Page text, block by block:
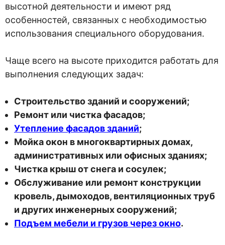
высотной деятельности и имеют ряд
особенностей, связанных с необходимостью
использования специального оборудования.
Чаще всего на высоте приходится работать для
выполнения следующих задач:
Строительство зданий и сооружений;
Ремонт или чистка фасадов;
Утепление фасадов зданий;
Мойка окон в многоквартирных домах,
административных или офисных зданиях;
Чистка крыш от снега и сосулек;
Обслуживание или ремонт конструкции
кровель, дымоходов, вентиляционных труб
и других инженерных сооружений;
Подъем мебели и грузов через окно.